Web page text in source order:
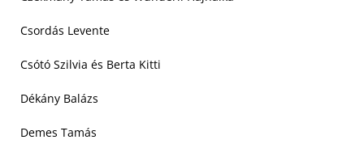
Csordás Levente
Csótó Szilvia és Berta Kitti
Dékány Balázs
Demes Tamás